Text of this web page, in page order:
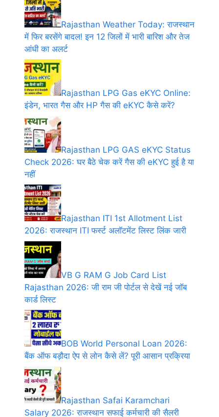
Rajasthan Weather Today: राजस्थान
में फिर बरसेंगे बादल! इन 12 जिलों में भारी बारिश और तेज
आंधी का अलर्ट
Rajasthan LPG Gas eKYC Online:
इंडेन, भारत गैस और HP गैस की eKYC कैसे करें?
Rajasthan LPG GAS eKYC Status
Check 2026: घर बैठे चेक करें गैस की eKYC हुई है या
नहीं
Rajasthan ITI 1st Allotment List
2026: राजस्थान ITI फर्स्ट अलॉटमेंट लिस्ट लिंक जारी
VB G RAM G Job Card List
Rajasthan 2026: जी राम जी पोर्टल से देखें नई जॉब
कार्ड लिस्ट
BOB World Personal Loan 2026:
बैंक ऑफ बड़ौदा ऐप से लोन कैसे लें? पूरी आसान प्रक्रिया
Rajasthan Safai Karamchari
Salary 2026: राजस्थान सफाई कर्मचारी की सैलरी